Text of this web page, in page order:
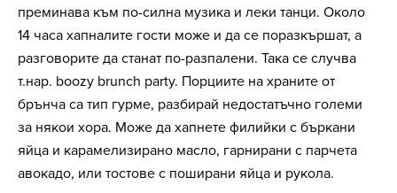
преминава към по-силна музика и леки танци. Около
14 часа хапналите гости може и да се поразкършат, а
разговорите да станат по-разпалени. Така се случва
т.нар. boozy brunch party. Порциите на храните от
брънча са тип гурме, разбирай недостатъчно големи
за някои хора. Може да хапнете филийки с бъркани
яйца и карамелизирано масло, гарнирани с парчета
авокадо, или тостове с поширани яйца и рукола.